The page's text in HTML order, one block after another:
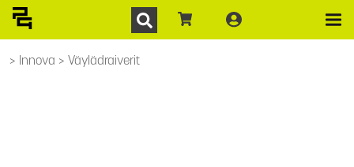
Innova Väylädraiverit